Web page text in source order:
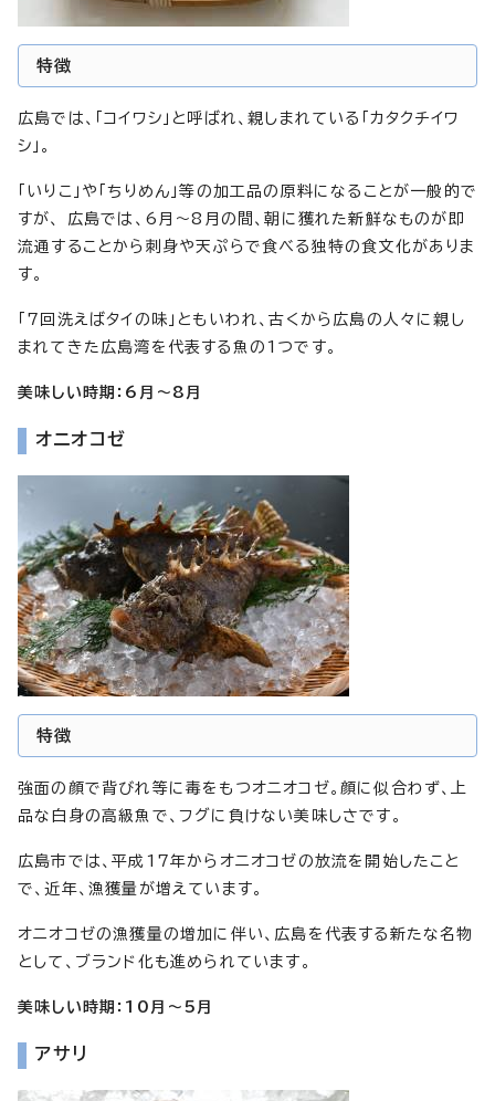
特徴
広島では、「コイワシ」と呼ばれ、親しまれている「カタクチイワ
シ」。
「いりこ」や「ちりめん」等の加工品の原料になることが一般的で
すが、 広島では、6月～8月の間、朝に獲れた新鮮なものが即
流通することから刺身や天ぷらで食べる独特の食文化がありま
す。
「7回洗えばタイの味」ともいわれ、古くから広島の人々に親し
まれてきた広島湾を代表する魚の1つです。
美味しい時期：6月～8月
オニオコゼ
特徴
強面の顔で背びれ等に毒をもつオニオコゼ。顔に似合わず、上
品な白身の高級魚で、フグに負けない美味しさです。
広島市では、平成17年からオニオコゼの放流を開始したこと
で、近年、漁獲量が増えています。
オニオコゼの漁獲量の増加に伴い、広島を代表する新たな名物
として、ブランド化も進められています。
美味しい時期：10月～5月
アサリ